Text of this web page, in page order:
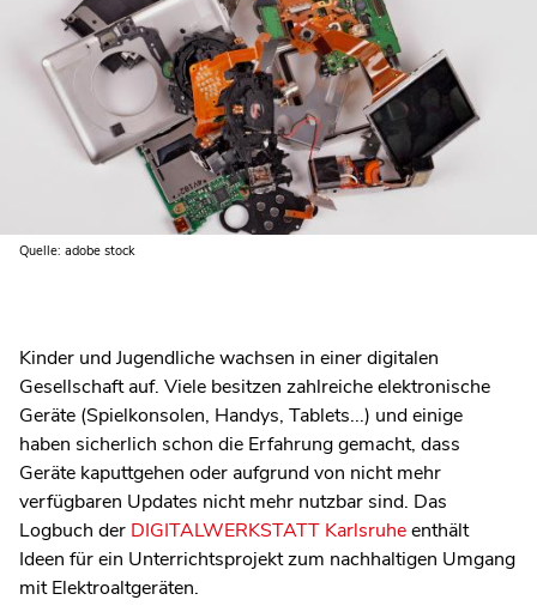
Quelle: adobe stock
Kinder und Jugendliche wachsen in einer digitalen
Gesellschaft auf. Viele besitzen zahlreiche elektronische
Geräte (Spielkonsolen, Handys, Tablets...) und einige
haben sicherlich schon die Erfahrung gemacht, dass
Geräte kaputtgehen oder aufgrund von nicht mehr
verfügbaren Updates nicht mehr nutzbar sind. Das
Logbuch der DIGITALWERKSTATT Karlsruheenthält
Ideen für ein Unterrichtsprojekt zum nachhaltigen Umgang
mit Elektroaltgeräten.